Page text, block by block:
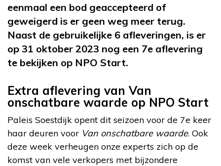
eenmaal een bod geaccepteerd of
geweigerd is er geen weg meer terug.
Naast de gebruikelijke 6 afleveringen, is er
op 31 oktober 2023 nog een 7e aflevering
te bekijken op NPO Start.
Extra aflevering van Van
onschatbare waarde op NPO Start
Paleis Soestdijk opent dit seizoen voor de 7e keer
haar deuren voor Van onschatbare waarde. Ook
deze week verheugen onze experts zich op de
komst van vele verkopers met bijzondere